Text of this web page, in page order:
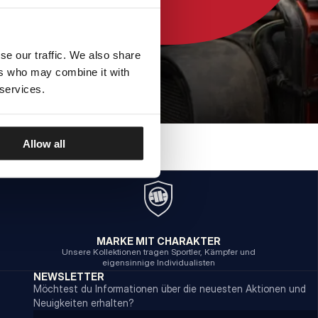
our traffic. We also share
who may combine it with
Allow all
MARKE MIT CHARAKTER
Unsere Kollektionen tragen Sportler, Kämpfer und
eigensinnige Individualisten
NEWSLETTER
Möchtest du Informationen über die neuesten Aktionen und
Neuigkeiten erhalten?